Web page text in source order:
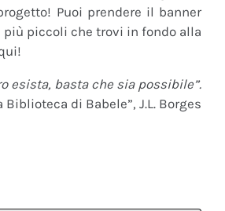
Puoi prendere il banner
più piccoli che trovi in fondo alla
esista, basta che sia possibile”.
Biblioteca di Babele”, J.L. Borges